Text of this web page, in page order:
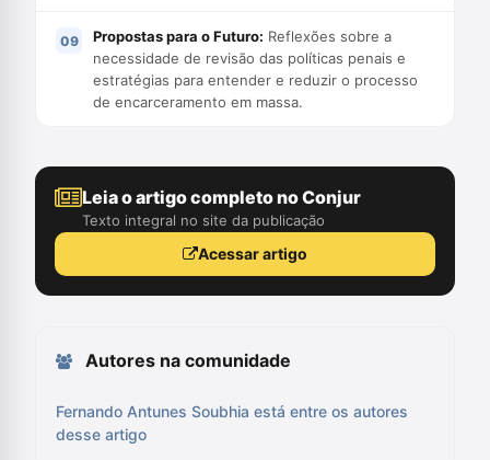
Propostas para o Futuro: Reflexões sobre a
necessidade de revisão das políticas penais e
estratégias para entender e reduzir o processo
de encarceramento em massa.
Leia o artigo completo no Conjur
Texto integral no site da publicação
Acessar artigo
Autores na comunidade
Fernando Antunes Soubhia está entre os autores
desse artigo